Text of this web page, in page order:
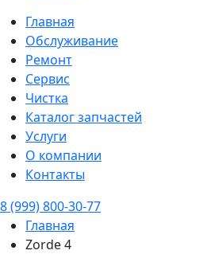
Главная
Обслуживание
Ремонт
Сервис
Чистка
Каталог запчастей
Услуги
О компании
Контакты
8 (999) 800-30-77
Главная
Zorde 4